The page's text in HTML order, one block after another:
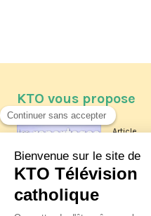
KTO vous propose
Article
Les
La